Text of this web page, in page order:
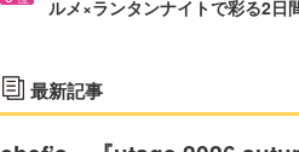
ルメ×ランタンナイトで彩る2日
最新記事